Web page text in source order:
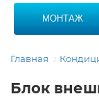
МОНТАЖ
Главная
Блок